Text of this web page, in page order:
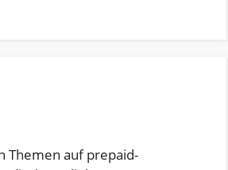
Themen auf prepaid-